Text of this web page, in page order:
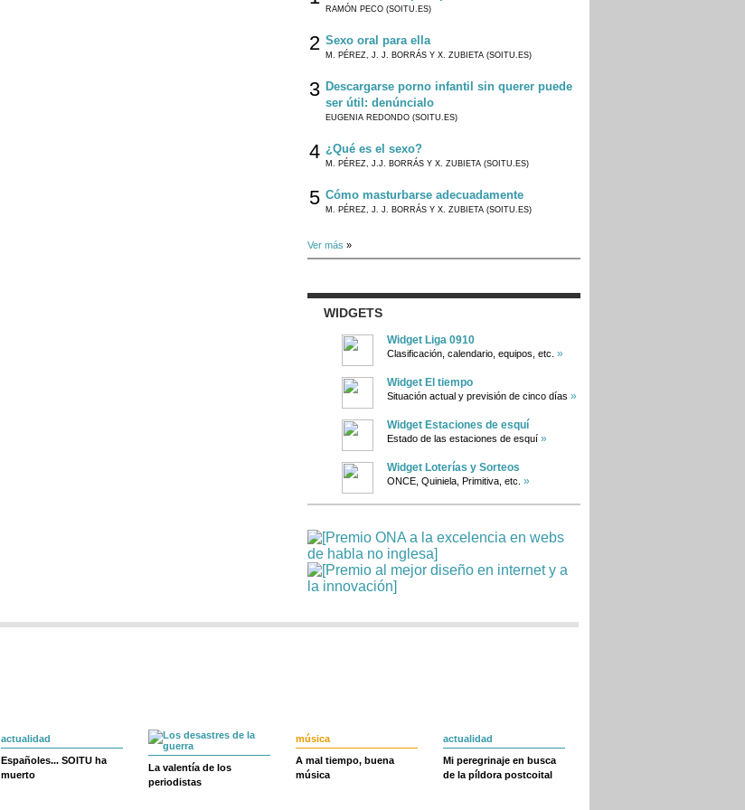
RAMÓN PECO (SOITU.ES)
2 Sexo oral para ella
M. PÉREZ, J. J. BORRÁS Y X. ZUBIETA (SOITU.ES)
3 Descargarse porno infantil sin querer puede
ser útil: denúncialo
EUGENIA REDONDO (SOITU.ES)
4 ¿Qué es el sexo?
M. PÉREZ, J.J. BORRÁS Y X. ZUBIETA (SOITU.ES)
5 Cómo masturbarse adecuadamente
M. PÉREZ, J. J. BORRÁS Y X. ZUBIETA (SOITU.ES)
Ver más »
WIDGETS
Widget Liga 0910
Clasificación, calendario, equipos, etc. »
Widget El tiempo
Situación actual y previsión de cinco días »
Widget Estaciones de esquí
Estado de las estaciones de esquí »
Widget Loterías y Sorteos
ONCE, Quiniela, Primitiva, etc. »
actualidad
Españoles... SOITU ha
muerto
La valentía de los
periodistas
música
A mal tiempo, buena
música
actualidad
Mi peregrinaje en busca
de la píldora postcoital